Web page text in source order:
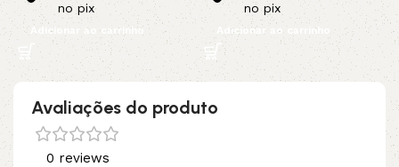
no pix
Adicionar ao carrinho
no pix
Adicionar ao carrinho
Avaliações do produto
0 reviews